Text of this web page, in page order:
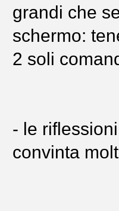
grandi che
schermo:
2 soli
- le
convinta